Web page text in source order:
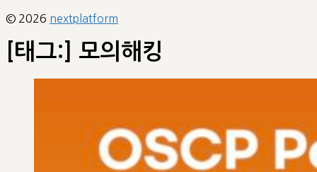
© 2026 nextplatform
[태그:] 모의해킹